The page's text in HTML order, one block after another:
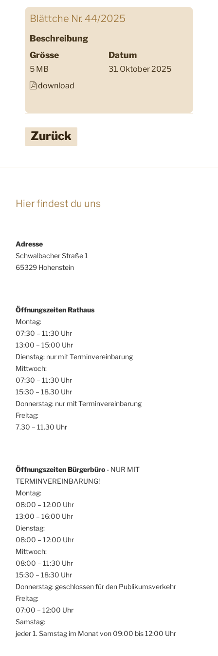
Blättche Nr. 44/2025
Beschreibung
Grösse
5 MB
Datum
31. Oktober 2025
download
Zurück
Hier findest du uns
Adresse
Schwalbacher Straße 1
65329 Hohenstein
Öffnungszeiten Rathaus
Montag:
07:30 – 11:30 Uhr
13:00 – 15:00 Uhr
Dienstag: nur mit Terminvereinbarung
Mittwoch:
07:30 – 11:30 Uhr
15:30 – 18.30 Uhr
Donnerstag: nur mit Terminvereinbarung
Freitag:
7.30 – 11.30 Uhr
Öffnungszeiten Bürgerbüro - NUR MIT
TERMINVEREINBARUNG!
Montag:
08:00 – 12:00 Uhr
13:00 – 16:00 Uhr
Dienstag:
08:00 – 12:00 Uhr
Mittwoch:
08:00 – 11:30 Uhr
15:30 – 18:30 Uhr
Donnerstag: geschlossen für den Publikumsverkehr
Freitag:
07:00 – 12:00 Uhr
Samstag:
jeder 1. Samstag im Monat von 09:00 bis 12:00 Uhr